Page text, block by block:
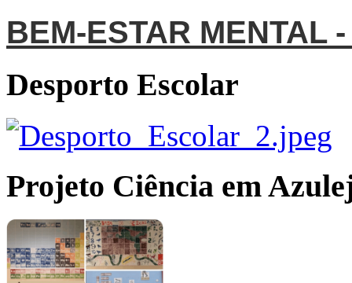
BEM-ESTAR MENTAL
Desporto Escolar
Projeto Ciência em